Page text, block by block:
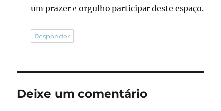
um prazer e orgulho participar deste espaço.
Responder
Deixe um comentário